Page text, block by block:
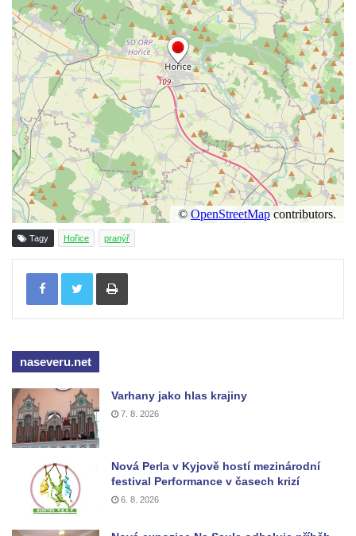
Socha S tebou v parku na Senovážném
náměstí v Českých Budějovicích
Socha Tornádo v parku na Senovážném
náměstí v Českých Budějovicích
Sousoší Humanoidi na Lannově třídě v
Českých Budějovicích
Pomník Vojtěcha Adalberta Lanny v parku
Na Sadech v Českých Budějovicích
Pomník Přemysla Otakara II. v parku Na
Sadech v Českých Budějovicích
Socha Mateřství v parku Na Sadech v
Památník Otokara Mokrého v parku Na
Českých Budějovicích
Socha svatého Jana Nepomuckého Na
Sadech u Mlýnské stoky v Českých
Budějovicích
Sochy brouků u Mlýnské stoky v Českých
Budějovicích
Tagy Hořice pranýř
Tisknout
naseveru.net
Varhany jako hlas krajiny
7. 8. 2026
Nová Perla v Kyjově hostí mezinárodní
festival Performance v časech krizí
6. 8. 2026